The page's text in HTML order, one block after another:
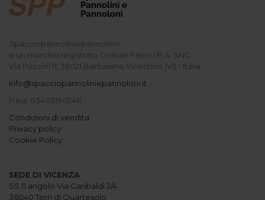
Spacciopannoliniepannoloni
è un marchio registrato Cristian Ferro I.B.A. SNC
Via Puccini 11, 36021 Barbarano Vicentino (VI) - Italia
info@spacciopannoliniepannoloni.it
P.Iva: 03403190246
Condizioni di vendita
Privacy policy
Cookie Policy
SEDE DI VICENZA
SS 11 angolo Via Garibaldi 2/4
36040 Torri di Quartesolo